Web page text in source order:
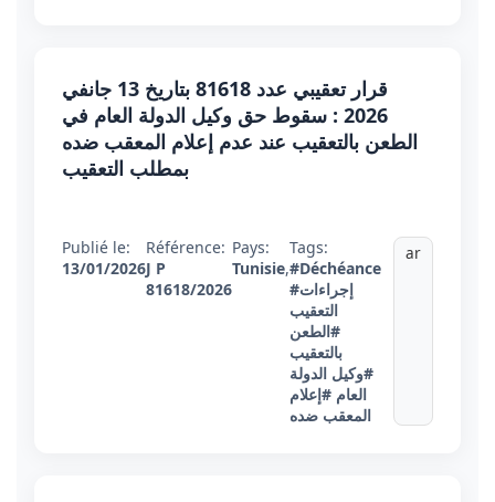
قرار تعقيبي عدد 81618 بتاريخ 13 جانفي
2026 : سقوط حق وكيل الدولة العام في
الطعن بالتعقيب عند عدم إعلام المعقب ضده
بمطلب التعقيب
Publié le:
13/01/2026
Référence:
J P
81618/2026
Pays:
Tunisie,
Tags:
#Déchéance
#إجراءات
التعقيب
#الطعن
بالتعقيب
#وكيل الدولة
العام #إعلام
المعقب ضده
ar